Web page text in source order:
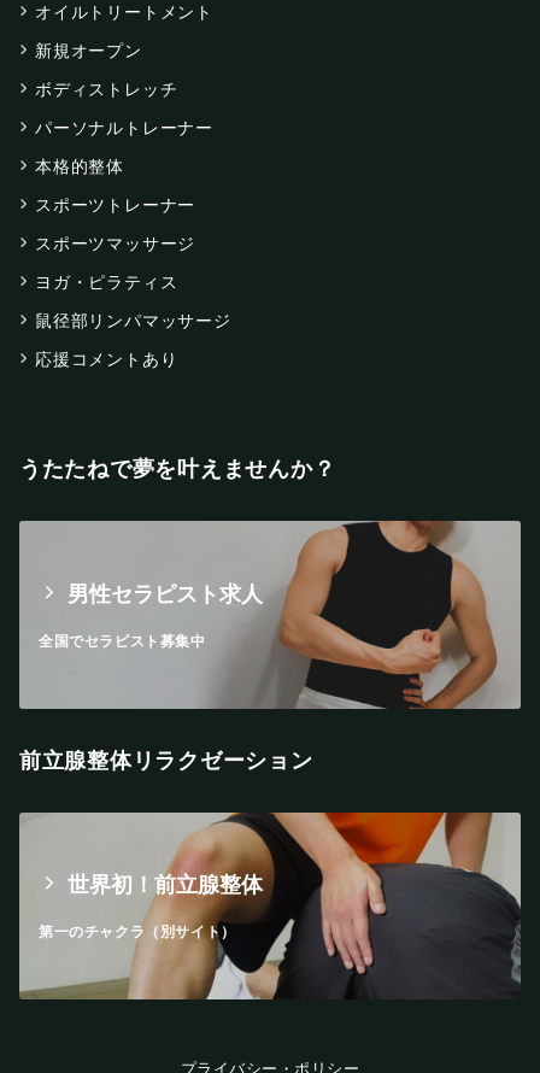
オイルトリートメント
新規オープン
ボディストレッチ
パーソナルトレーナー
本格的整体
スポーツトレーナー
スポーツマッサージ
ヨガ・ピラティス
鼠径部リンパマッサージ
応援コメントあり
うたたねで夢を叶えませんか？
男性セラピスト求人
全国でセラピスト募集中
前立腺整体リラクゼーション
世界初！前立腺整体
第一のチャクラ（別サイト）
プライバシー・ポリシー